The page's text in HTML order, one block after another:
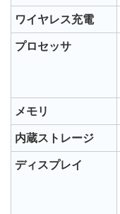
ワイヤレス充電
プロセッサ
メモリ
内蔵ストレージ
ディスプレイ